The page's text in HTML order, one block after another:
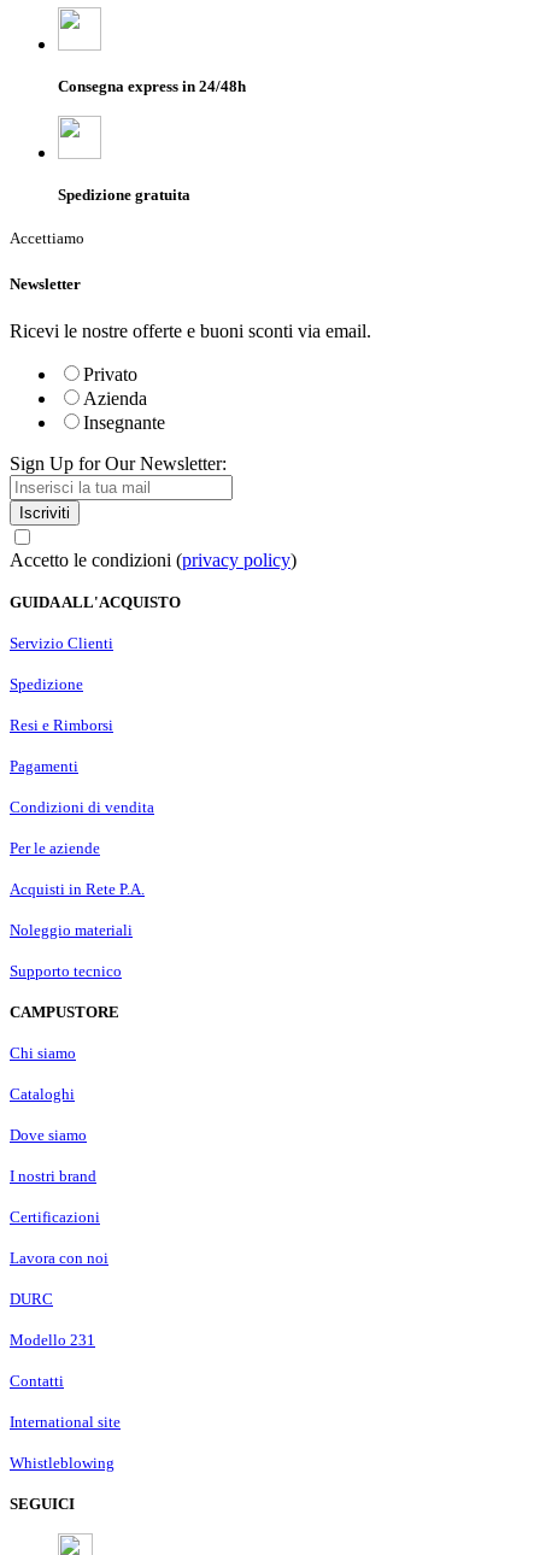
Consegna express in 24/48h
Spedizione gratuita
Accettiamo
Newsletter
Ricevi le nostre offerte e buoni sconti via email.
Privato
Azienda
Insegnante
Sign Up for Our Newsletter:
Iscriviti
Accetto le condizioni (privacy policy)
GUIDA ALL'ACQUISTO
Servizio Clienti
Spedizione
Resi e Rimborsi
Pagamenti
Condizioni di vendita
Per le aziende
Acquisti in Rete P.A.
Noleggio materiali
Supporto tecnico
CAMPUSTORE
Chi siamo
Cataloghi
Dove siamo
I nostri brand
Certificazioni
Lavora con noi
DURC
Modello 231
Contatti
International site
Whistleblowing
SEGUICI